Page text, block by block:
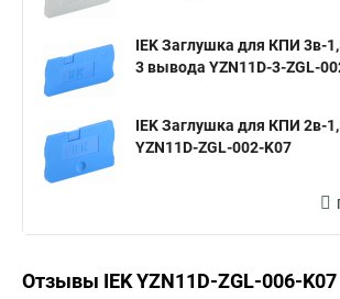
IEK Заглушка для КПИ 3в-
3 вывода YZN11D-3-ZGL-
IEK Заглушка для КПИ 2в-
YZN11D-ZGL-002-K07
Отзывы IEK YZN11D-ZGL-006-K07